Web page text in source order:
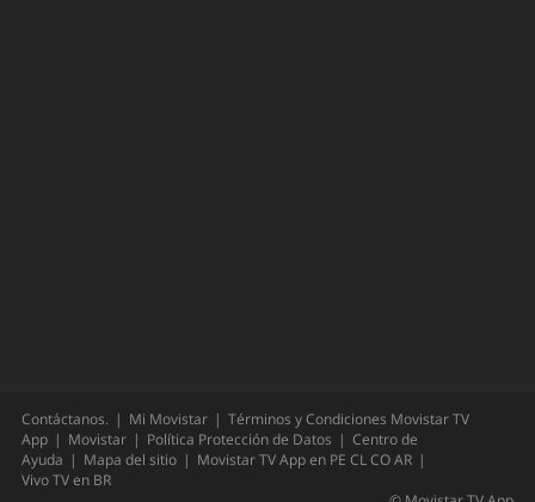
Contáctanos. Mi Movistar
Términos y Condiciones Movistar TV
App
Movistar Política Protección de Datos
Centro de
Ayuda
Mapa del sitio Movistar TV App en PE CLCOAR
Vivo TV en BR